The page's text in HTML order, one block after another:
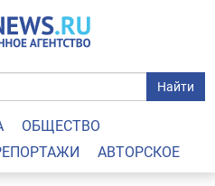
Найти
ОБЩЕСТВО
АВТОРСКОЕ